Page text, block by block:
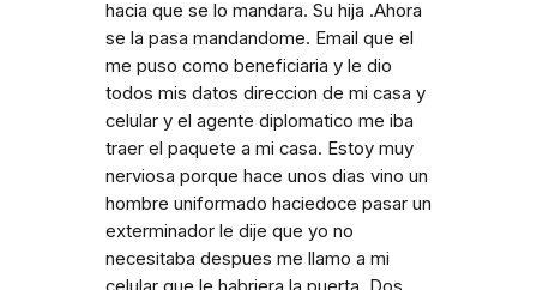
hacia que se lo mandara. Su hija .Ahora
se la pasa mandandome. Email que el
me puso como beneficiaria y le dio
todos mis datos direccion de mi casa y
celular y el agente diplomatico me iba
traer el paquete a mi casa. Estoy muy
nerviosa porque hace unos dias vino un
hombre uniformado haciedoce pasar un
exterminador le dije que yo no
necesitaba despues me llamo a mi